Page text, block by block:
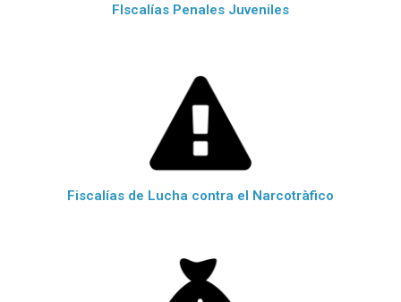
FIscalías Penales Juveniles
Fiscalías de Lucha contra el Narcotràfico